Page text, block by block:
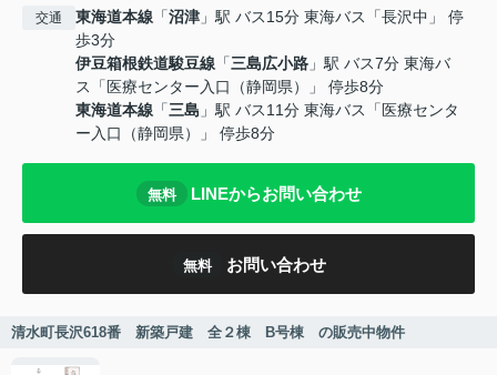
交通 東海道本線 「沼津 」駅 バス15分 東海バス「長沢中」 停
歩3分
伊豆箱根鉄道駿豆線 「三島広小路 」駅 バス7分 東海バ
ス「医療センター入口（静岡県）」 停歩8分
東海道本線 「三島 」駅 バス11分 東海バス「医療センタ
ー入口（静岡県）」 停歩8分
無料 LINEからお問い合わせ
無料 お問い合わせ
清水町長沢618番 新築戸建 全２棟 B号棟 の販売中物件